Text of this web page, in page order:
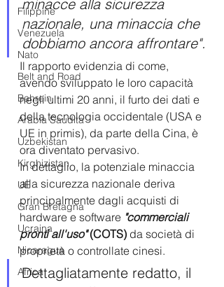
Filippine
Venezuela
Nato
Belt and Road
Bahrein
Arabia Saudita
Uzbekistan
Kirghizistan
UE
Gran Bretagna
Ucraina
Nicaragua
Africa
minacce alla sicurezza
nazionale, una minaccia che
dobbiamo ancora affrontare".
Il rapporto evidenzia di come,
avendo sviluppato le loro capacità
negli ultimi 20 anni, il furto dei dati e
della tecnologia occidentale (USA e
UE in primis), da parte della Cina, è
ora diventato pervasivo.
In dettaglio, la potenziale minaccia
alla sicurezza nazionale deriva
principalmente dagli acquisti di
hardware e software "commerciali
pronti all'uso" (COTS) da società di
proprietà o controllate cinesi.
Dettagliatamente redatto, il